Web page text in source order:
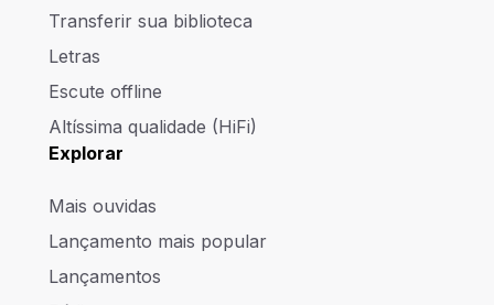
Transferir sua biblioteca
Letras
Escute offline
Altíssima qualidade (HiFi)
Explorar
Mais ouvidas
Lançamento mais popular
Lançamentos